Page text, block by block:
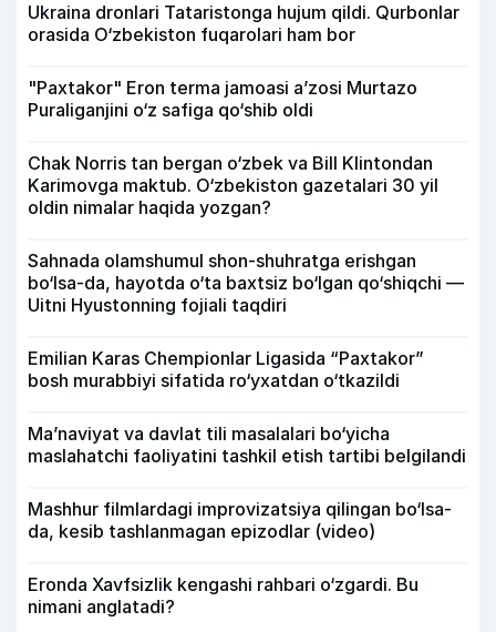
Ukraina dronlari Tataristonga hujum qildi. Qurbonlar
orasida O‘zbekiston fuqarolari ham bor
"Paxtakor" Eron terma jamoasi a’zosi Murtazo
Puraliganjini o‘z safiga qo‘shib oldi
Chak Norris tan bergan o‘zbek va Bill Klintondan
Karimovga maktub. O‘zbekiston gazetalari 30 yil
oldin nimalar haqida yozgan?
Sahnada olamshumul shon-shuhratga erishgan
bo‘lsa-da, hayotda o‘ta baxtsiz bo‘lgan qo‘shiqchi —
Uitni Hyustonning fojiali taqdiri
Emilian Karas Chempionlar Ligasida “Paxtakor”
bosh murabbiyi sifatida ro‘yxatdan o‘tkazildi
Ma’naviyat va davlat tili masalalari bo‘yicha
maslahatchi faoliyatini tashkil etish tartibi belgilandi
Mashhur filmlardagi improvizatsiya qilingan bo‘lsa-
da, kesib tashlanmagan epizodlar (video)
Eronda Xavfsizlik kengashi rahbari o‘zgardi. Bu
nimani anglatadi?